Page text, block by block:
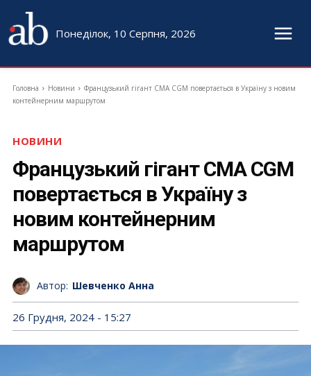
Понеділок, 10 Серпня, 2026
Головна Новини
Французький гігант CMA CGM повертається в Україну з новим
контейнерним маршрутом
НОВИНИ
Французький гігант CMA CGM
повертається в Україну з
новим контейнерним
маршрутом
Автор: Шевченко Анна
26 Грудня, 2024 - 15:27